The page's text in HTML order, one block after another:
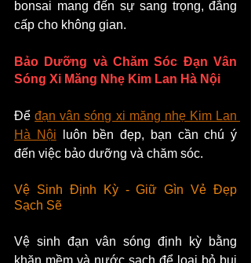
bonsai mang đến sự sang trọng, đẳng
cấp cho không gian.
Bảo Dưỡng và Chăm Sóc Đạn Vân
Sóng Xi Măng Nhẹ Kim Lan Hà Nội
Để đạn vân sóng xi măng nhẹ Kim Lan
Hà Nội luôn bền đẹp, bạn cần chú ý
đến việc bảo dưỡng và chăm sóc.
Vệ Sinh Định Kỳ - Giữ Gìn Vẻ Đẹp
Sạch Sẽ
Vệ sinh đạn vân sóng định kỳ bằng
khăn mềm và nước sạch để loại bỏ bụi